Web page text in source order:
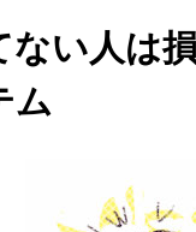
ない人は
ム